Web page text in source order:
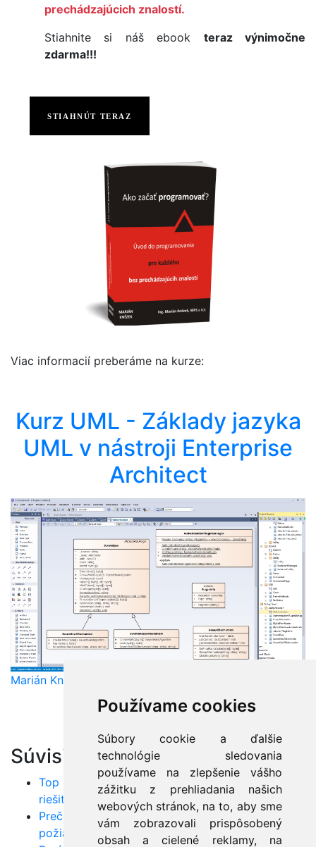
Používame cookies
Súbory cookie a ďalšie
technológie sledovania
používame na zlepšenie vášho
zážitku z prehliadania našich
webových stránok, na to, aby sme
vám zobrazovali prispôsobený
obsah a cielené reklamy, na
prechádzajúcich znalostí.
Stiahnite si náš ebook teraz výnimočne
zdarma!!!
STIAHNÚT TERAZ
Viac informacií preberáme na kurze:
Kurz UML - Základy jazyka
UML v nástroji Enterprise
Architect
Marián Knězek
Súvisiace články:
Top chyby v Jave: Poznáte ich všetky a viete ich
riešiť?
Prečo využívať UML? Od odhaľovania
požiadaviek až po nasadenie do produkcie